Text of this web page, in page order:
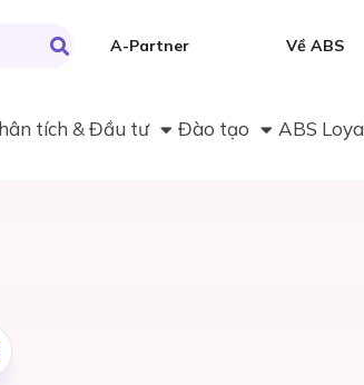
A-Partner Về ABS
tích & Đầu tư Đào tạo ABS